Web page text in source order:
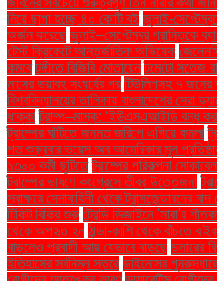
নিয়ে ছাপা হচ্ছে ৪০ কোটি বই জুলাই-
অর্জন করেছে জুলাই–সেপ্টেম্বর প্রান্তিকে
টেস্ট ক্রিকেটে আন্তর্জাতিক অভিষেক
কমবে টঙ্গীতে বিজিবি মোতায়েন টমেটো সতেজ
মাসের ভয়াবহ সংঘর্ষের পর টিউলিপসহ ৭ জনের
বিশ্ববিদ্যালয়ের তালিকায় বাংলাদেশের সেরা
ধাক্কা ট্রাম্প–মাস্ক: ‘ইউএসএআইডি বন্ধ
ট্রাম্পের ঘাঁটিতে জনমত জরিপে এগিয়ে কমলা
গত শুক্রবার ভয়েস অব আমেরিকার মূল
১৩০০ কর্মী ছুটিতে ট্রাম্পের পরিকল্পনা
ট্রাম্পের ভাষণে কংগ্রেসে তীব্র উত্তেজনা
স্বাক্ষরে সেনাবাহিনী থেকে ট্রান্সজেন্ডারদের
টিকিট বিক্রি শুরু ট্রেন্ডি ডিজাইনে 'সারা'র
থেকে অপহৃত হন ঠান্ডা-কাশি থেকে বাঁচতে
বাড়লেও প্রবাসী আয় যেভাবে বাড়ছে ডলারের
ইতিহাসের সর্বনিম্ন স্তরে ডাইনোসর পুনরুদ্ধারের